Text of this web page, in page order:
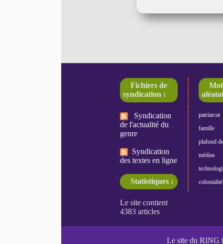
Fichiers de
syndication :
Syndication
de l'actualité du
genre
Syndication
des textes en ligne
Statistiques :
patriarcat
famille
plafond
médias
colonialité
Le site du RING